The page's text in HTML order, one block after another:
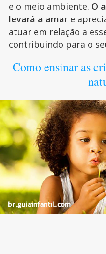
e o meio ambiente. O
levará a amare
atuar em relação a
contribuindo para o
Como ensinar as